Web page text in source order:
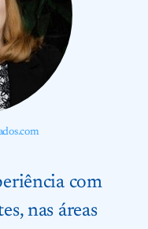
com
nas áreas